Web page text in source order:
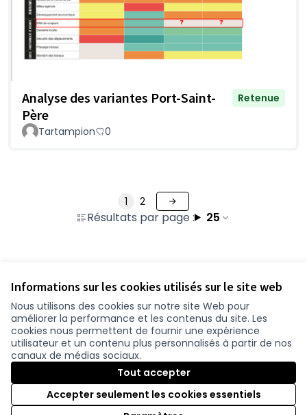
Informations sur les cookies utilisés sur le site web
Nous utilisons des cookies sur notre site Web pour
améliorer la performance et les contenus du site. Les
cookies nous permettent de fournir une expérience
utilisateur et un contenu plus personnalisés à partir de nos
canaux de médias sociaux.
Tout accepter
Accepter seulement les cookies essentiels
Analyse des variantes Port-Saint-
Père
Retenue
Tartampion 0
Résultats par page : 25
1 2
Conditions d'utilisation
Paramètres des cookies
participer.loire-atlantique.fr sur Facebook
(Lien externe)
participer.loire-atlantique.fr sur Instagram
participer.loire-atlantique.fr sur YouTube
(Lien externe)
Licence
(Lien